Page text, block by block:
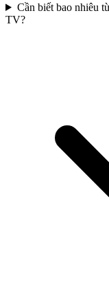
Cần biết bao nhiêu
TV?